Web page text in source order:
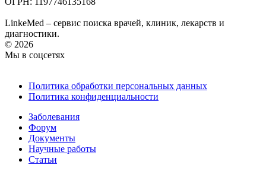
LinkeMed – сервис поиска врачей, клиник, лекарств и
диагностики.
© 2026
Мы в соцсетях
Политика обработки персональных данных
Политика конфиденциальности
Заболевания
Форум
Документы
Научные работы
Статьи